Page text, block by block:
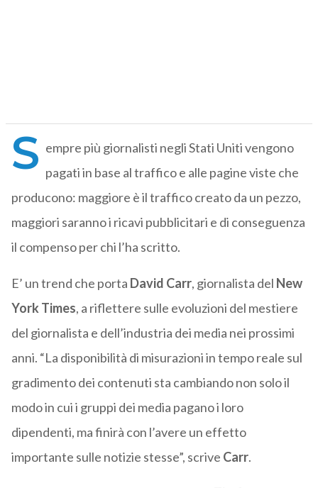
S empre più giornalisti negli Stati Uniti vengono
pagati in base al traffico e alle pagine viste che
producono: maggiore è il traffico creato da un pezzo,
maggiori saranno i ricavi pubblicitari e di conseguenza
il compenso per chi l’ha scritto.
E’ un trend che porta David Carr, giornalista del New
York Times, a riflettere sulle evoluzioni del mestiere
del giornalista e dell’industria dei media nei prossimi
anni. “La disponibilità di misurazioni in tempo reale sul
gradimento dei contenuti sta cambiando non solo il
modo in cui i gruppi dei media pagano i loro
dipendenti, ma finirà con l’avere un effetto
importante sulle notizie stesse”, scrive Carr.